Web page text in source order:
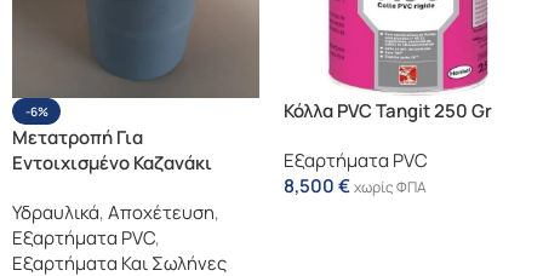
-6%
Μετατροπή Για
Εντοιχισμένο Καζανάκι
Υδραυλικά,Αποχέτευση,
Εξαρτήματα PVC,
Εξαρτήματα Και Σωλήνες
Κόλλα PVC Tangit 250 Gr
Εξαρτήματα PVC
8,500€χωρίς ΦΠΑ